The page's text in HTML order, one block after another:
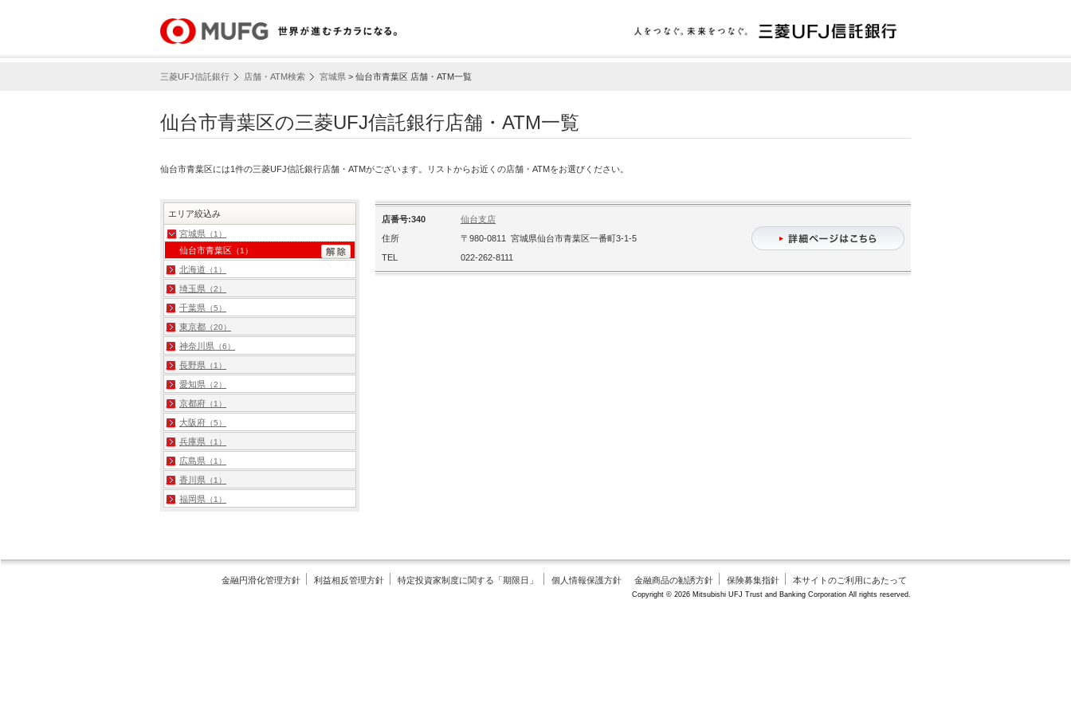
三菱UFJ信託銀行 店舗・ATM検索 宮城県 > 仙台市青葉区 店舗・ATM一覧
仙台市青葉区の三菱UFJ信託銀行店舗・ATM一覧
仙台市青葉区には1件の三菱UFJ信託銀行店舗・ATMがございます。リストからお近くの店舗・ATMをお選びください。
店番号:340
仙台支店
住所
〒980-0811 宮城県仙台市青葉区一番町3-1-5
TEL
022-262-8111
エリア絞込み
宮城県 （1）
仙台市青葉区 （1）
北海道 （1）
埼玉県 （2）
千葉県 （5）
東京都 （20）
神奈川県 （6）
長野県 （1）
愛知県 （2）
京都府 （1）
大阪府 （5）
兵庫県 （1）
広島県 （1）
香川県 （1）
福岡県 （1）
金融円滑化管理方針 利益相反管理方針 特定投資家制度に関する「期限日」 個人情報保護方針 金融商品の勧誘方針 保険募集指針 本サイトのご利用にあたって
Copyright © 2026 Mitsubishi UFJ Trust and Banking Corporation All rights reserved.